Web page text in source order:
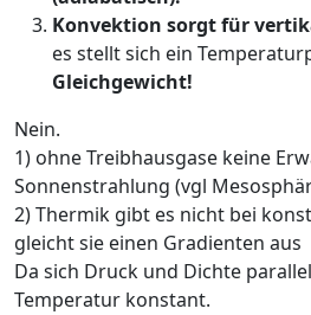
Konvektion sorgt für
es stellt sich ein
Gleichgewicht!
Nein.
1) ohne Treibhausgase keine
Sonnenstrahlung (vgl
2) Thermik gibt es nicht bei
gleicht sie einen Gradienten aus
Da sich Druck und Dichte
Temperatur konstant.